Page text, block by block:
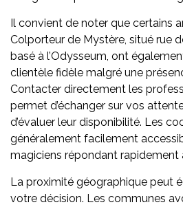
Il convient de noter que certains
Colporteur de Mystère, situé rue
basé à l’Odysseum, ont
clientèle fidèle malgré une
Contacter directement les
permet d’échanger sur vos
d’évaluer leur disponibilité. Les
généralement facilement
magiciens répondant rapidement
La proximité géographique peut
votre décision. Les communes